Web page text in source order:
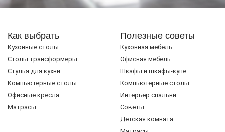
Как выбрать
Кухонные столы
Cтолы трансформеры
Стулья для кухни
Компьютерные столы
Офисные кресла
Матрасы
Полезные советы
Кухонная мебель
Офисная мебель
Шкафы и шкафы-купе
Компьютерные столы
Интерьер спальни
Советы
Детская комната